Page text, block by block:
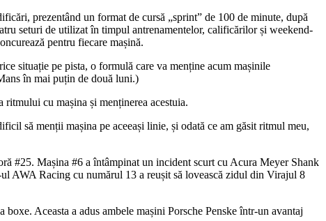
prezentând un format de cursă „sprint” de 100 de minute, după
seturi de utilizat în timpul antrenamentelor, calificărilor și weekend-
pentru fiecare mașină.
situație pe pista, o formulă care va menține acum mașinile
în mai puțin de două luni.)
ritmului cu mașina și menținerea acestuia.
să menții mașina pe aceeași linie, și odată ce am găsit ritmul meu,
#25. Mașina #6 a întâmpinat un incident scurt cu Acura Meyer Shank
AWA Racing cu numărul 13 a reușit să lovească zidul din Virajul 8
Aceasta a adus ambele mașini Porsche Penske într-un avantaj